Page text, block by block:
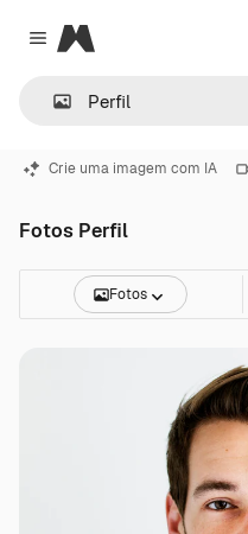
Close menu
Magnific
Crie uma imagem com IA
Fotos Perfil
Fotos